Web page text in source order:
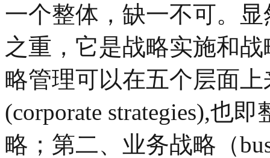
一个整体，缺一不可。
之重，它是战略实施和
略管理可以在五个层面
(corporate strategies),也
略；第二、业务战略（